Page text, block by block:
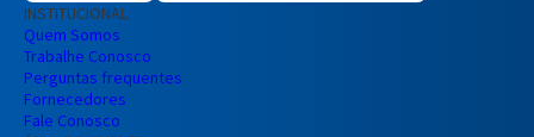
INSTITUCIONAL
Quem Somos
Trabalhe Conosco
Perguntas frequentes
Fornecedores
Fale Conosco